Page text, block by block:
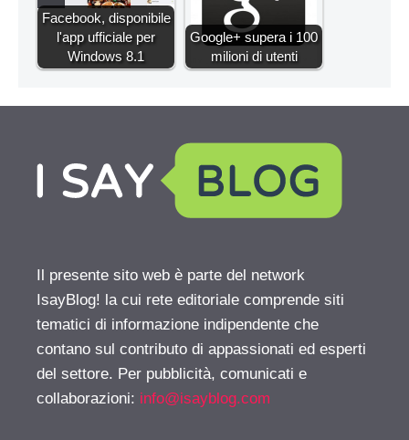
Facebook, disponibile
l'app ufficiale per
Windows 8.1
Google+ supera i 100
milioni di utenti
Il presente sito web è parte del network
IsayBlog! la cui rete editoriale comprende siti
tematici di informazione indipendente che
contano sul contributo di appassionati ed esperti
del settore. Per pubblicità, comunicati e
collaborazioni: info@isayblog.com